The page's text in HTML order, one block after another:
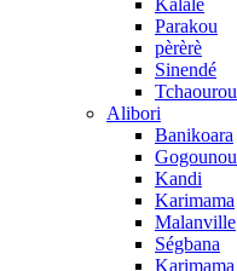
Parakou
pèrèrè
Sinendé
Tchaourou
Alibori
Banikoara
Gogounou
Kandi
Karimama
Malanville
Ségbana
Karimama